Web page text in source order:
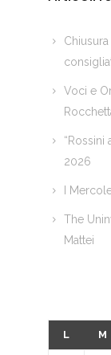
Voci e
“Rossini
2026
I
The
Mattei
L M